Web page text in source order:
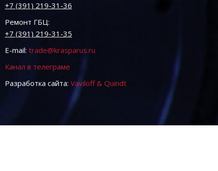
+7 (391) 219-31-36
Ремонт ГБЦ:
+7 (391) 219-31-35
E-mail: trade@krasparus.ru
Канал в телеграме
Разработка сайта: Vaviloff & Quindt